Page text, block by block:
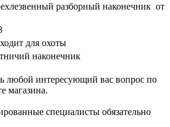
разборный наконечник от
для охоты
наконечник
любой интересующий вас вопрос по
магазина.
специалисты обязательно